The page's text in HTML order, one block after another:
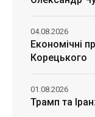
Економічні
Корецького
04.08.2026
Трамп та
01.08.2026